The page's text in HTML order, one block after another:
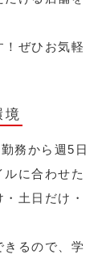
ぜひお気軽
境
務から週5日
に合わせた
土日だけ・
きるので、学